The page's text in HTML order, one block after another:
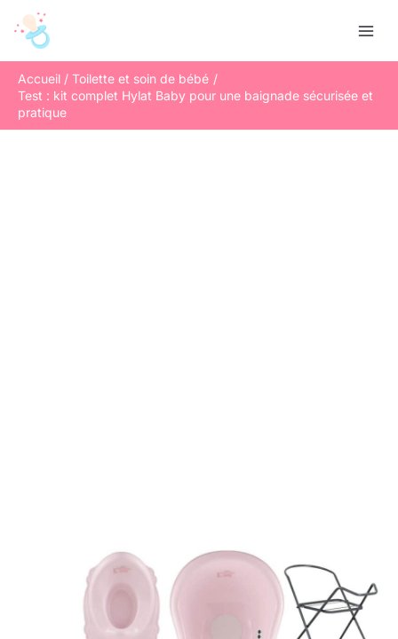
Accueil
Toilette et soin de bébé
Test : kit complet Hylat Baby pour une baignade sécurisée et
pratique
e
c
h
e